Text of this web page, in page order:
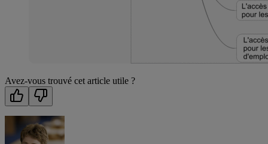
Avez-vous trouvé cet article utile ?